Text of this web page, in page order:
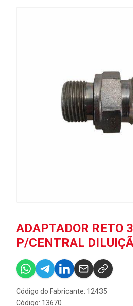
ADAPTADOR RETO
P/CENTRAL
Código do Fabricante: 12435
Código: 13670